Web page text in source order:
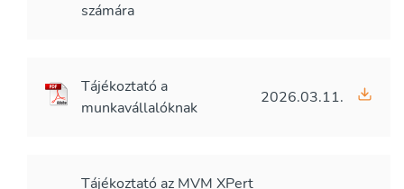
számára
Tájékoztató a
munkavállalóknak
2026.03.11.
Tájékoztató az MVM XPert